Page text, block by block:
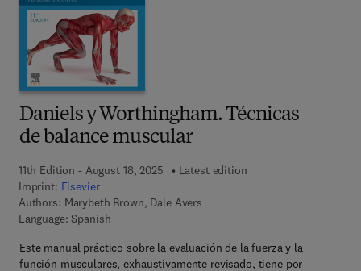
Daniels y Worthingham. Técnicas
de balance muscular
11th Edition - August 18, 2025
Latest edition
Imprint: Elsevier
Authors: Marybeth Brown, Dale Avers
Language: Spanish
Este manual práctico sobre la evaluación de la fuerza y la
función musculares, exhaustivamente revisado, tiene por